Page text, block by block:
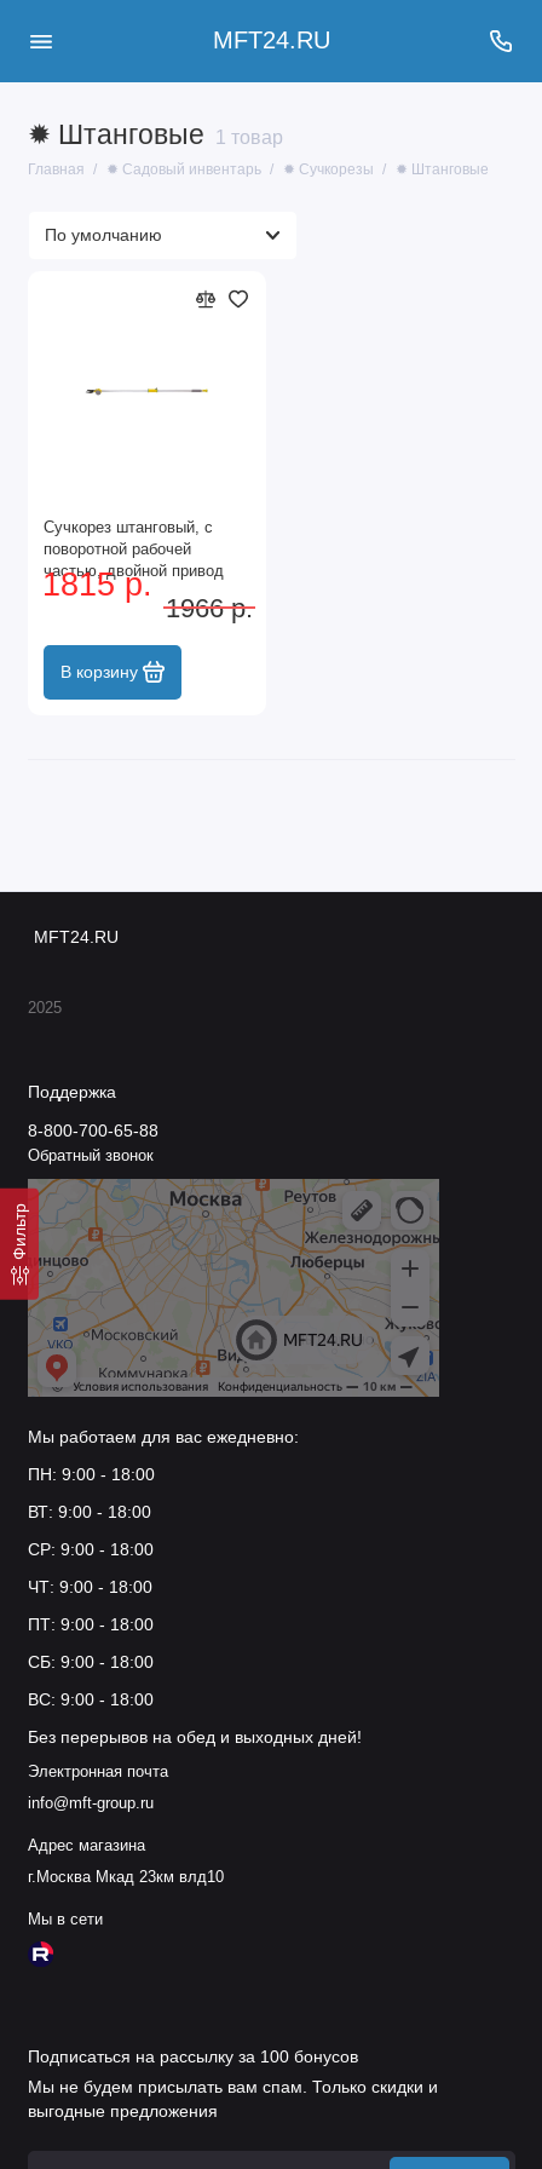
MFT24.RU
✹ Штанговые 1 товар
Главная ✹ Садовый инвентарь ✹ Сучкорезы ✹ Штанговые
Фильтр
Сучкорез штанговый, с
поворотной рабочей
частью, двойной привод
Luxe, Palisad
1815 р.
1966 р.
В корзину
MFT24.RU
2025
Поддержка
8-800-700-65-88
Обратный звонок
Мы работаем для вас ежедневно:
ПН: 9:00 - 18:00
ВТ: 9:00 - 18:00
СР: 9:00 - 18:00
ЧТ: 9:00 - 18:00
ПТ: 9:00 - 18:00
СБ: 9:00 - 18:00
ВС: 9:00 - 18:00
Без перерывов на обед и выходных дней!
Электронная почта
info@mft-group.ru
Адрес магазина
г.Москва Мкад 23км влд10
Мы в сети
Подписаться на рассылку за 100 бонусов
Мы не будем присылать вам спам. Только скидки и
выгодные предложения